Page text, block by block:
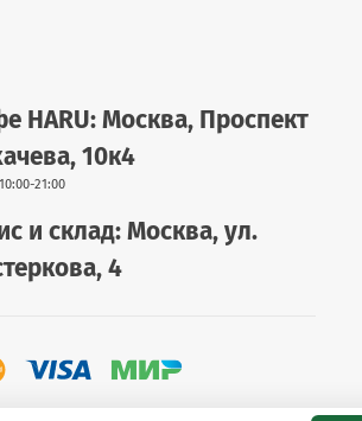
HARU: Москва, Проспект
10к4
21:00
и склад: Москва, ул.
4